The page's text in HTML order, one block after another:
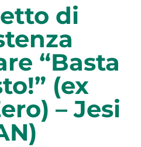
di
“Basta
(ex
– Jesi